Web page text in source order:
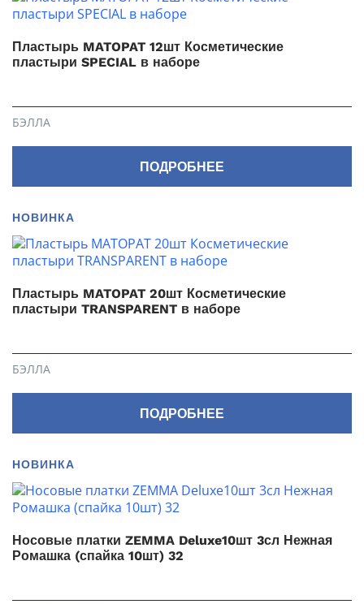
Пластырь MATOPAT 12шт Косметические
пластыри SPECIAL в наборе
БЭЛЛА
ПОДРОБНЕЕ
НОВИНКА
Пластырь MATOPAT 20шт Косметические
пластыри TRANSPARENT в наборе
БЭЛЛА
ПОДРОБНЕЕ
НОВИНКА
Носовые платки ZEMMA Deluxe10шт 3сл Нежная
Ромашка (спайка 10шт) 32